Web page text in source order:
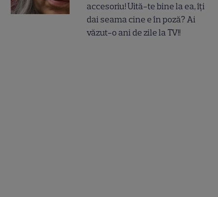
accesoriu! Uită-te bine la ea, îți
dai seama cine e în poză? Ai
văzut-o ani de zile la TV!!